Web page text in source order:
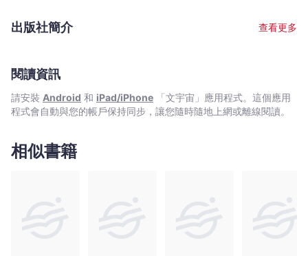
三元宮與香港蓬瀛仙館、三元宮與港澳臺及海外的往來，及大事活
動等，以全面整理和分析關於三元宮的記述，仔細爬梳三元宮從清
元宮是廣東最為重要的道教叢林宮觀之一；其歷史與文化是道教研
面了解廣州三元宮的歷史文化乃至道教歷史的滄桑變遷。
出版社簡介 查看更多
閱讀資訊
請安裝 Android 和 iPad/iPhone 「文宇宙」應用程式。這個應用
程式會自動與您的帳戶保持同步，讓您隨時隨地上網或離線閱讀。
相似書籍